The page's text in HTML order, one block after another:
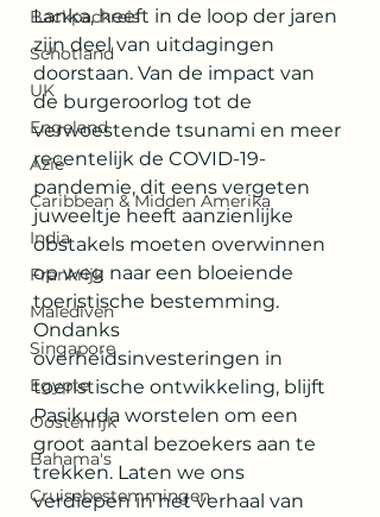
Backpackreis
Schotland
UK
Engeland
Azië
Caribbean & Midden Amerika
India
Frankrijk
Malediven
Singapore
Egypte
Oostenrijk
Bahama's
Cruisebestemmingen
Lanka, heeft in de loop der jaren
zijn deel van uitdagingen
doorstaan. Van de impact van
de burgeroorlog tot de
verwoestende tsunami en meer
recentelijk de COVID-19-
pandemie, dit eens vergeten
juweeltje heeft aanzienlijke
obstakels moeten overwinnen
op weg naar een bloeiende
toeristische bestemming.
Ondanks
overheidsinvesteringen in
toeristische ontwikkeling, blijft
Pasikuda worstelen om een
groot aantal bezoekers aan te
trekken. Laten we ons
verdiepen in het verhaal van